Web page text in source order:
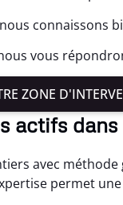
connaissons
vous
ZONE
actifs
avec
permet